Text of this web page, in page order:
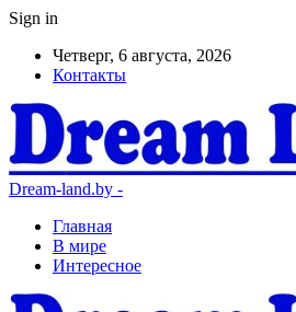
Sign in
Четверг, 6 августа, 2026
Контакты
Dream-land.by -
Главная
В мире
Интересное